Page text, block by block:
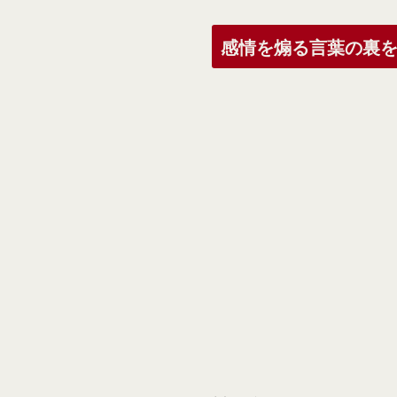
感情を煽る言葉の裏